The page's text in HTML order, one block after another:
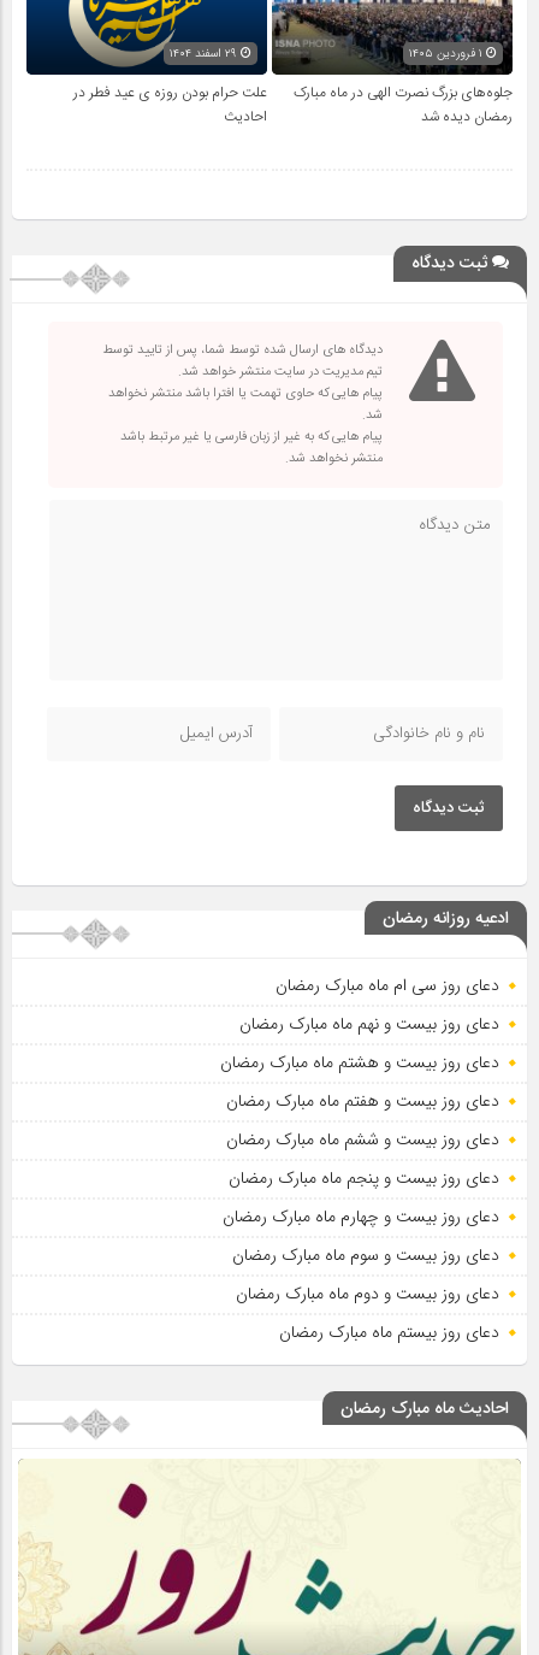
جلوه‌های بزرگ نصرت الهی در ماه مبارک
رمضان دیده شد
علت حرام بودن روزه ی عید فطر در
احادیث
ثبت دیدگاه
دیدگاه های ارسال شده توسط شما، پس از تایید توسط
تیم مدیریت در سایت منتشر خواهد شد.
پیام هایی که حاوی تهمت یا افترا باشد منتشر نخواهد
شد.
پیام هایی که به غیر از زبان فارسی یا غیر مرتبط باشد
منتشر نخواهد شد.
ثبت دیدگاه
ادعیه روزانه رمضان
دعای روز سی ام ماه مبارک رمضان
دعای روز بیست و نهم ماه مبارک رمضان
دعای روز بیست و هشتم ماه مبارک رمضان
دعای روز بیست و هفتم ماه مبارک رمضان
دعای روز بیست و ششم ماه مبارک رمضان
دعای روز بیست و پنجم ماه مبارک رمضان
دعای روز بیست و چهارم ماه مبارک رمضان
دعای روز بیست و سوم ماه مبارک رمضان
دعای روز بیست و دوم ماه مبارک رمضان
دعای روز بیستم ماه مبارک رمضان
احادیث ماه مبارک رمضان